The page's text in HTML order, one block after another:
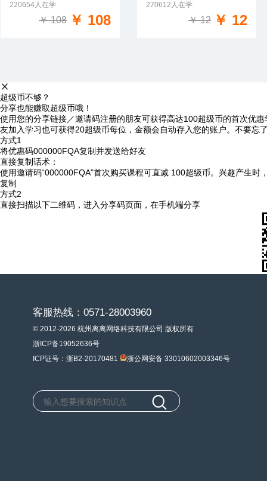
220654人在学
￥ 108 ￥ 108
免费试学
270612人在学
￥ 12 ￥ 12
超级币不够？
分享也能赚取超级币哦！
使用您的分享链接／邀请码注册的朋友可获得高达100超级币的首次优
友加入学习也可获得20超级币每位，金额会自动存入您的账户。不要忘
方式1
将优惠码000000FQA复制并发送给好友
直接复制话术：
使用邀请码“000000FQA”首次购买课程可直减 100超级币。兴趣产生时
复制
方式2
直接扫描以下二维码，进入分享码页面，在手机端分享
客服热线：0571-28003960
© 2012-2026 杭州离离网络科技有限公司 版权所有
浙ICP备19052636号
ICP证号：浙B2-20170481
浙公网安备 33010602003346号